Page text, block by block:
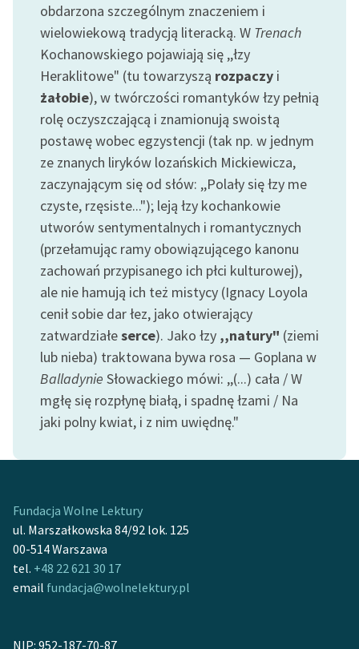
Logotypy
Materiały promocyjne
Polityka prywatności
Regulamin biblioteki
Dane fundacji i
sprawozdania finansowe
Regulamin darowizn
Informacja o treściach
wrażliwych
Deklaracja dostępności
obdarzona szczególnym znaczeniem i
wielowiekową tradycją literacką. W Trenach
Kochanowskiego pojawiają się ,,łzy
Heraklitowe" (tu towarzyszą rozpaczy i
żałobie), w twórczości romantyków łzy pełnią
rolę oczyszczającą i znamionują swoistą
postawę wobec egzystencji (tak np. w jednym
ze znanych liryków lozańskich Mickiewicza,
zaczynającym się od słów: ,,Polały się łzy me
czyste, rzęsiste..."); leją łzy kochankowie
utworów sentymentalnych i romantycznych
(przełamując ramy obowiązującego kanonu
zachowań przypisanego ich płci kulturowej),
ale nie hamują ich też mistycy (Ignacy Loyola
cenił sobie dar łez, jako otwierający
zatwardziałeserce). Jako łzy ,,natury" (ziemi
lub nieba) traktowana bywa rosa — Goplana w
Balladynie Słowackiego mówi: ,,(...) cała / W
mgłę się rozpłynę białą, i spadnę łzami / Na
jaki polny kwiat, i z nim uwiędnę."
Fundacja Wolne Lektury
ul. Marszałkowska 84/92 lok. 125
00-514 Warszawa
tel. +48 22 621 30 17
email fundacja@wolnelektury.pl
NIP: 952-187-70-87